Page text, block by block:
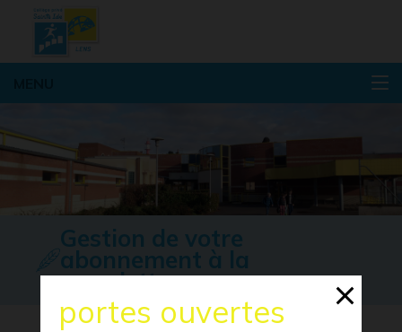
Gestion de votre
abonnement à la
newsletter
portes ouvertes